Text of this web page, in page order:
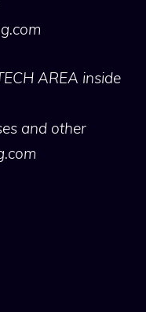
AREA inside
and other